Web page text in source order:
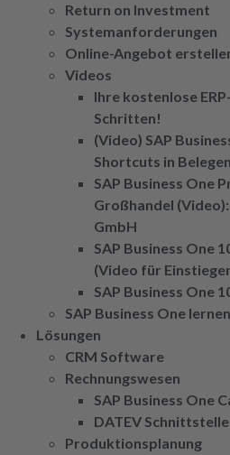
Return on Investment
Systemanforderungen
Online-Angebot
Videos
Ihre kostenlose
Schritten!
(Video) SAP
Shortcuts in Belegen
SAP Business One
Großhandel
GmbH
SAP Business One
(Video für
SAP Business One
SAP Business One lernen
Lösungen
CRM Software
Rechnungswesen
SAP Business One
DATEV Schnittstelle
Produktionsplanung